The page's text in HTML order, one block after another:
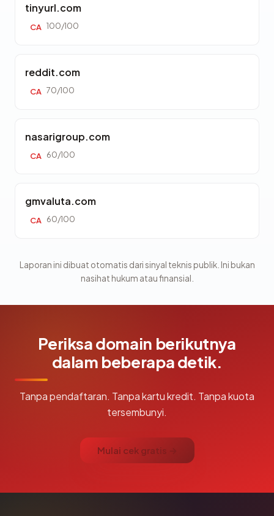
tinyurl.com
CA 100/100
reddit.com
CA 70/100
nasarigroup.com
CA 60/100
gmvaluta.com
CA 60/100
Laporan ini dibuat otomatis dari sinyal teknis publik. Ini bukan
nasihat hukum atau finansial.
Periksa domain berikutnya
dalam beberapa detik.
Tanpa pendaftaran. Tanpa kartu kredit. Tanpa kuota
tersembunyi.
Mulai cek gratis →